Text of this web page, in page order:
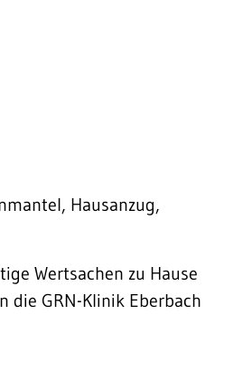
Hausanzug,
Wertsachen zu Hause
die GRN-Klinik Eberbach